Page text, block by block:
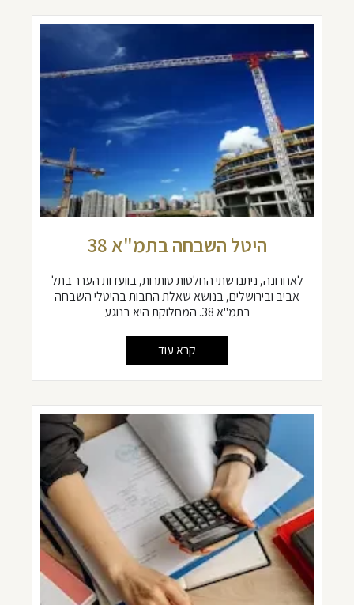
היטל השבחה בתמ"א 38
לאחרונה, ניתנו שתי החלטות סותרות, בוועדות הערר בתל
אביב ובירושלים, בנושא שאלת החבות בהיטלי השבחה
בתמ"א 38. המחלוקת היא בנוגע
קרא עוד